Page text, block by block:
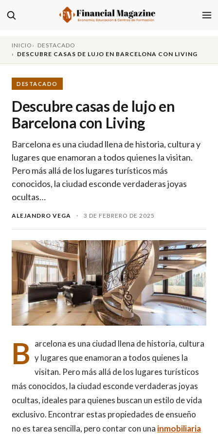
INICIO
DESTACADO
DESCUBRE CASAS DE LUJO EN BARCELONA CON LIVING
DESTACADO
Descubre casas de lujo en
Barcelona con Living
Barcelona es una ciudad llena de historia, cultura y
lugares que enamoran a todos quienes la visitan.
Pero más allá de los lugares turísticos más
conocidos, la ciudad esconde verdaderas joyas
ocultas…
ALEJANDRO VEGA · 3 DE FEBRERO DE 2025
B arcelona es una ciudad llena de historia, cultura
y lugares que enamoran a todos quienes la
visitan. Pero más allá de los lugares turísticos
más conocidos, la ciudad esconde verdaderas joyas
ocultas, ideales para quienes buscan un estilo de vida
exclusivo. Encontrar estas propiedades de ensueño
no es tarea sencilla, pero contar con una inmobiliaria